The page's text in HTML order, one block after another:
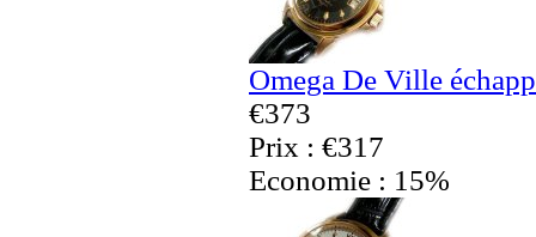
Omega De Ville
€373
Prix : €317
Economie : 15%